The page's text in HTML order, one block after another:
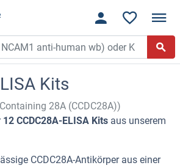
Kits
28A (CCDC28A))
12 CCDC28A-ELISA Kits aus unserem
CCDC28A-Antikörper aus einer